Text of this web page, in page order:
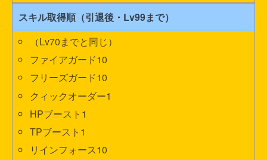
スキル取得順（引退後・Lv99まで）
（Lv70までと同じ）
ファイアガード10
フリーズガード10
クィックオーダー1
HPブースト1
TPブースト1
リインフォース10